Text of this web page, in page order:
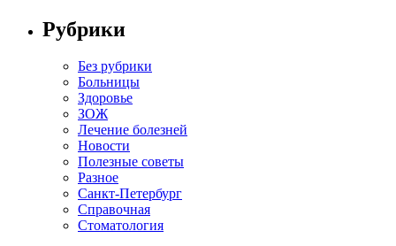
Рубрики
Без рубрики
Больницы
Здоровье
ЗОЖ
Лечение болезней
Новости
Полезные советы
Разное
Санкт-Петербург
Справочная
Стоматология